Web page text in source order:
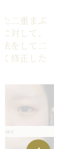
二重まぶ
対して、
をして二
修正した